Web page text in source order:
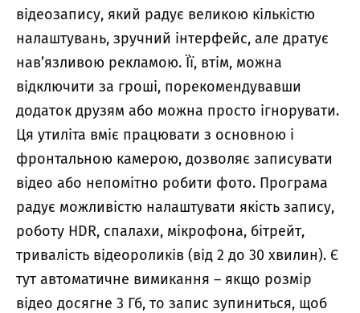
відеозапису, який радує великою кількістю
налаштувань, зручний інтерфейс, але дратує
нав’язливою рекламою. Її, втім, можна
відключити за гроші, порекомендувавши
додаток друзям або можна просто ігнорувати.
Ця утиліта вміє працювати з основною і
фронтальною камерою, дозволяє записувати
відео або непомітно робити фото. Програма
радує можливістю налаштувати якість запису,
роботу HDR, спалахи, мікрофона, бітрейт,
тривалість відеороликів (від 2 до 30 хвилин). Є
тут автоматичне вимикання – якщо розмір
відео досягне 3 Гб, то запис зупиниться, щоб